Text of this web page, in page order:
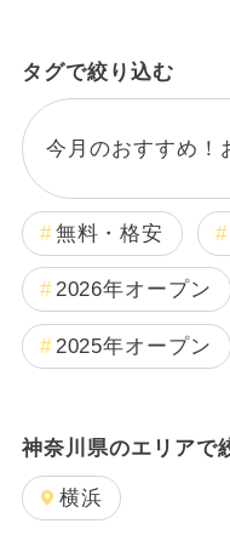
タグで絞り込む
今月のおすすめ！
無料・格安
2026年オープン
2025年オープン
2024年のイベン
週末イベント関東
神奈川県のエリアで
横浜